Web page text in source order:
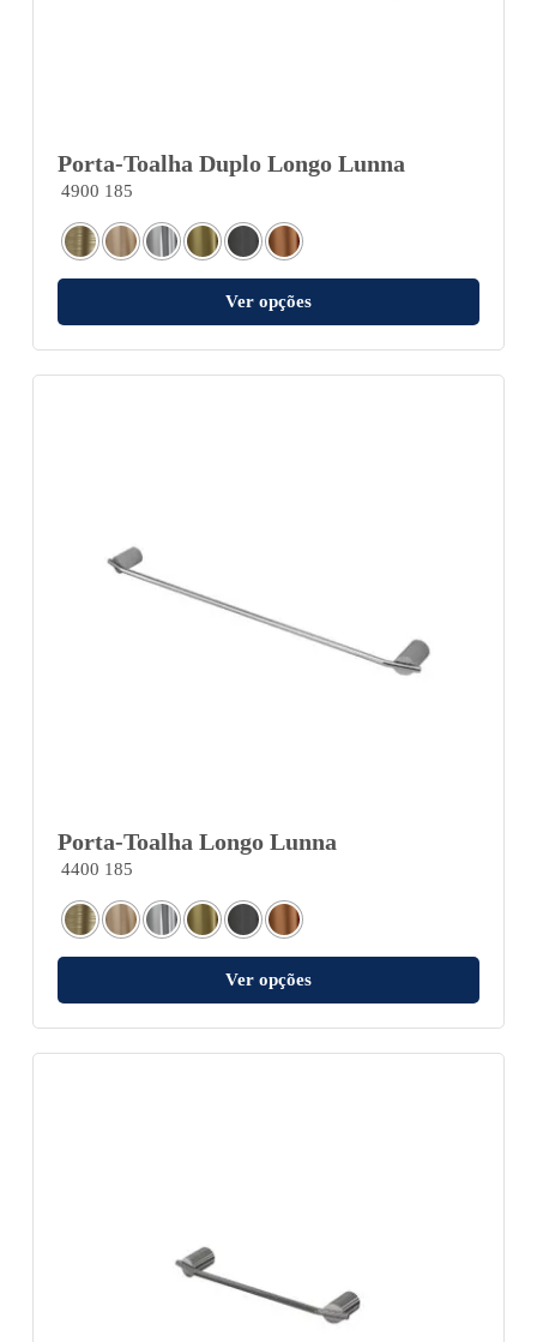
Porta-Toalha Duplo Longo Lunna
4900 185
Ver opções
Porta-Toalha Longo Lunna
4400 185
Ver opções